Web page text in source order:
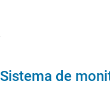
Sistema de